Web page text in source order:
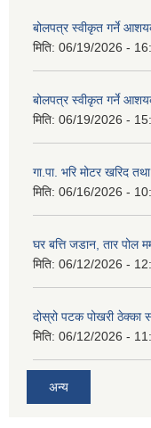
बोलपत्र स्वीकृत गर्ने
मिति: 06/19/2026 -
बोलपत्र स्वीकृत गर्ने
मिति: 06/19/2026 -
गा.पा. भरि मोटर खरिद
मिति: 06/16/2026 -
घर बत्ति जडान, तार पोल
मिति: 06/12/2026 -
दोस्रो पटक पोखरी ठेक्का
मिति: 06/12/2026 -
अन्य